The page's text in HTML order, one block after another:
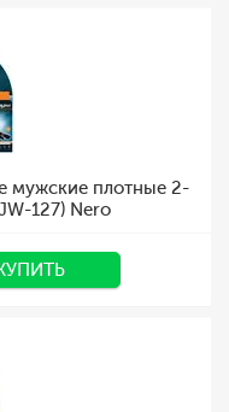
мужские плотные 2-
127) Nero